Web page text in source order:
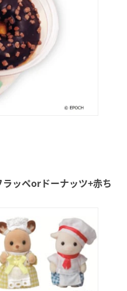
ッペorドーナッツ+赤ち